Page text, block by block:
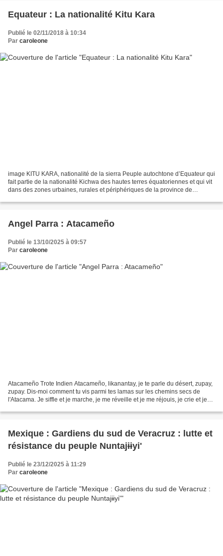
Equateur : La nationalité Kitu Kara
Publié le 02/11/2018 à 10:34
Par caroleone
image KITU KARA, nationalité de la sierra Peuple autochtone d’Equateur qui
fait partie de la nationalité Kichwa des hautes terres équatoriennes et qui vit
dans des zones urbaines, rurales et périphériques de la province de
Angel Parra : Atacameño
Publié le 13/10/2025 à 09:57
Par caroleone
Atacameño Trote Indien Atacameño, likanantay, je te parle du désert, zupay,
zupay. Dis-moi comment tu vis parmi tes lamas sur les chemins secs de
l'Atacama. Je siffle et je marche, je me réveille et je me réjouis, je crie et je
Mexique : Gardiens du sud de Veracruz : lutte et
résistance du peuple Nuntajɨɨyi'
Publié le 23/12/2025 à 11:29
Par caroleone